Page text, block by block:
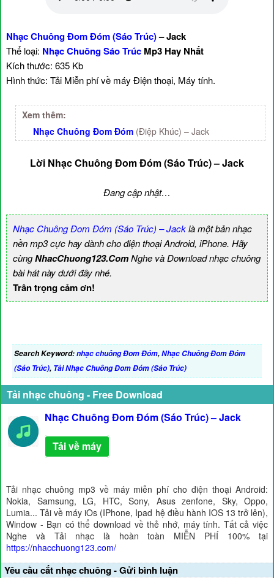
Nhạc Chuông Đom Đóm (Sáo Trúc)– Jack
Thể loại: Nhạc Chuông Sáo Trúc Mp3 Hay Nhất
Kích thước: 635 Kb
Hình thức: Tải Miễn phí về máy Điện thoại, Máy tính.
Xem thêm:
Nhạc Chuông Đom Đóm (Điệp Khúc) – Jack
Lời Nhạc Chuông Đom Đóm (Sáo Trúc) – Jack
Đang cập nhật…
Nhạc Chuông Đom Đóm (Sáo Trúc) – Jacklà một bản nhạc
nền mp3 cực hay dành cho điện thoại Android, iPhone. Hãy
cùngNhacChuong123.ComNghe và Download nhạc chuông
bài hát này dưới đây nhé.
Trân trọng cảm ơn!
Search Keyword:nhạc chuông Đom Đóm,Nhạc Chuông Đom Đóm
(Sáo Trúc), Tải Nhạc Chuông Đom Đóm (Sáo Trúc)
Tải nhạc chuông - Free Download
Nhạc Chuông Đom Đóm (Sáo Trúc) – Jack
Tải về máy
Tải nhạc chuông mp3 về máy miễn phí cho điện thoại Android:
Nokia, Samsung, LG, HTC, Sony, Asus zenfone, Sky, Oppo,
Lumia... Tải về máy iOs (IPhone, Ipad hệ điều hành IOS 13 trở lên),
Window - Bạn có thể download về thẻ nhớ, máy tính. Tất cả việc
Nghe và Tải nhạc là hoàn toàn MIỄN PHÍ 100% tại
https://nhacchuong123.com/
Yêu cầu cắt nhạc chuông - Gửi bình luận